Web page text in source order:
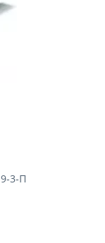
3-П